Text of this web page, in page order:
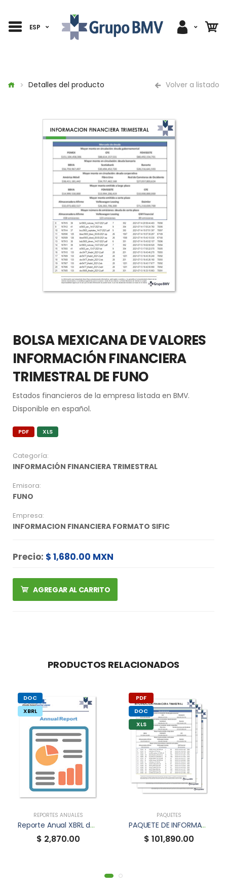
ESP
Detalles del producto Volver a listado
BOLSA MEXICANA DE VALORES
INFORMACIÓN FINANCIERA
TRIMESTRAL DE FUNO
Estados financieros de la empresa listada en BMV.
Disponible en español.
PDF XLS
Categoría:
INFORMACIÓN FINANCIERA TRIMESTRAL
Emisora:
FUNO
Empresa:
INFORMACION FINANCIERA FORMATO SIFIC
Precio: $ 1,680.00 MXN
AGREGAR AL CARRITO
PRODUCTOS RELACIONADOS
DOC
XBRL
REPORTES ANUALES
Reporte Anual XBRL de FUNO
$ 2,870.00
PDF
DOC
XLS
PAQUETES
PAQUETE DE INFORMACIÓN FINANCIERA TRIMESTRAL
$ 101,890.00